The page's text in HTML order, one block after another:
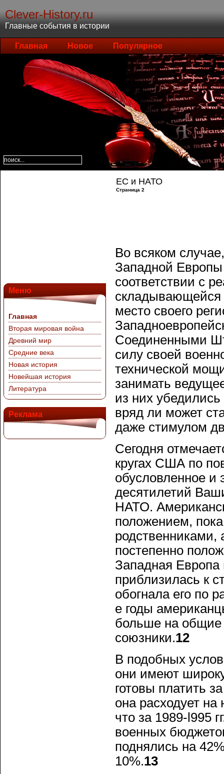
Clever-History.ru
Главные события в истории
Главная Новое Популярное
Меню
Главная
Вторая мировая война
Древний мир
Средние века
Новая история
Новейшая история
Литература
Реклама
ЕС и НАТО
Страница 2
Во всяком
Западной
соответствии с
складывающейся
место своего
Соединенными
силу своей
технической
занимать
из них
вряд ли может
даже стимулом
Сегодня
кругах США по
обусловленное
десятилетий
НАТО.
положением,
постепенно
Западная
приблизилась к
обогнала его по
е годы
больше на
союзники.12
В подобных
они имеют
готовы платить
она расходует
что за 1989-l995
военных
поднялись на
10%.13